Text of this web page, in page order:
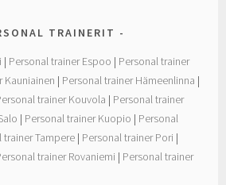
TRAINERIT
| Personal trainer Espoo | Personal trainer
Kauniainen | Personal trainer Hämeenlinna |
trainer Kouvola | Personal trainer
| Personal trainer Kuopio | Personal
trainer Tampere | Personal trainer Pori |
trainer Rovaniemi | Personal trainer